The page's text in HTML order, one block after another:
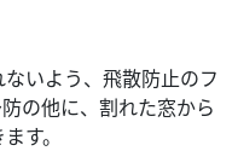
いよう、飛散防止のフ
の他に、割れた窓から
す。